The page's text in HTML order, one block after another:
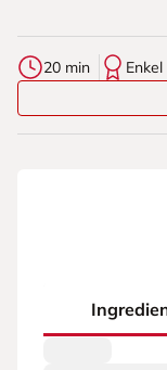
20 min Enkel